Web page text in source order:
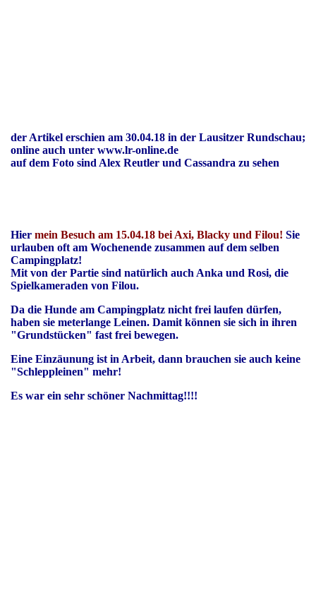
der Artikel erschien am 30.04.18 in der Lausitzer Rundschau;
online auch unter www.lr-online.de
auf dem Foto sind Alex Reutler und Cassandra zu sehen
Hier mein Besuch am 15.04.18 bei Axi, Blacky und Filou! Sie
urlauben oft am Wochenende zusammen auf dem selben
Campingplatz!
Mit von der Partie sind natürlich auch Anka und Rosi, die
Spielkameraden von Filou.
Da die Hunde am Campingplatz nicht frei laufen dürfen,
haben sie meterlange Leinen. Damit können sie sich in ihren
"Grundstücken" fast frei bewegen.
Eine Einzäunung ist in Arbeit, dann brauchen sie auch keine
"Schleppleinen" mehr!
Es war ein sehr schöner Nachmittag!!!!